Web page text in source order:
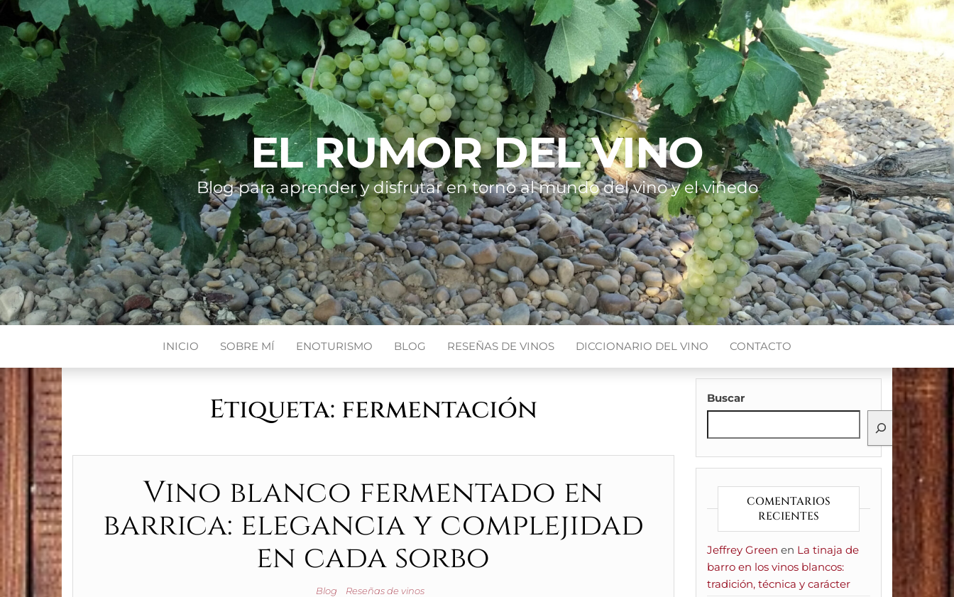
EL RUMOR DEL VINO
Blog para aprender y disfrutar en torno al mundo del vino y el viñedo
INICIO SOBRE MÍ ENOTURISMO BLOG RESEÑAS DE VINOS DICCIONARIO DEL VINO CONTACTO
Etiqueta: fermentación
Vino blanco fermentado en
barrica: elegancia y complejidad
en cada sorbo
Blog Reseñas de vinos
Buscar
COMENTARIOS
RECIENTES
Jeffrey Green en La tinaja de
barro en los vinos blancos:
tradición, técnica y carácter